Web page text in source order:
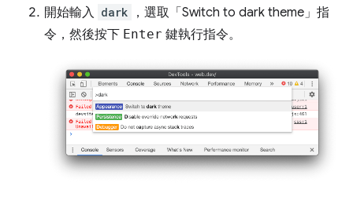
開始輸入 dark ，選取「Switch to dark theme」 指
令，然後按下 Enter 鍵執行指令。